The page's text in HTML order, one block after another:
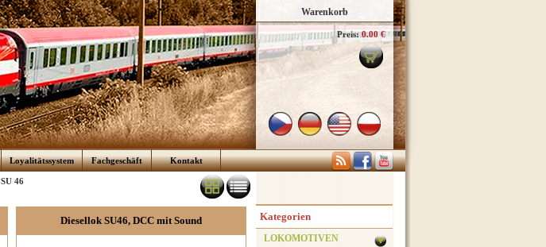
Warenkorb
Preis: 0.00 €
Loyalitätssystem Fachgeschäft Kontakt
SU 46
Diesellok SU46, DCC mit Sound Kategorien
LOKOMOTIVEN